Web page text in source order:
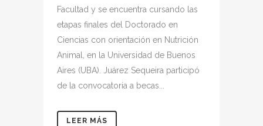
Facultad y se encuentra cursando las
etapas finales del Doctorado en
Ciencias con orientación en Nutrición
Animal, en la Universidad de Buenos
Aires (UBA). Juárez Sequeira participó
de la convocatoria a becas...
LEER MÁS